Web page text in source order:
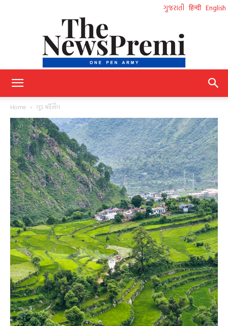
ગુજરાતી हिन्दी English
Gujarati
Home ગુડ મૉર્નિંગ